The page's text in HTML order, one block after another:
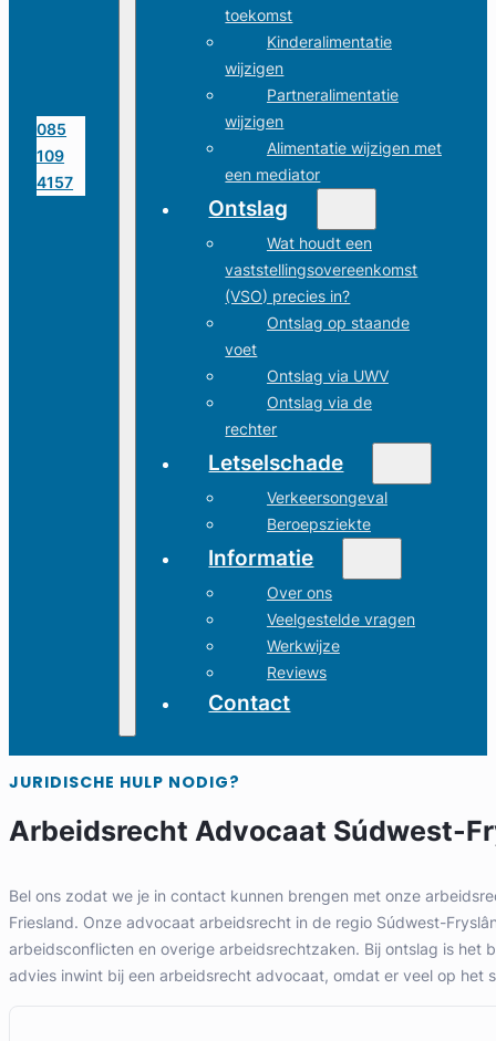
085
109
4157
toekomst
Kinderalimentatie
wijzigen
Partneralimentatie
wijzigen
Alimentatie wijzigen met
een mediator
Ontslag
Wat houdt een
vaststellingsovereenkomst
(VSO) precies in?
Ontslag op staande
voet
Ontslag via UWV
Ontslag via de
rechter
Letselschade
Verkeersongeval
Beroepsziekte
Informatie
Over ons
Veelgestelde vragen
Werkwijze
Reviews
Contact
JURIDISCHE HULP NODIG?
Arbeidsrecht Advocaat Súdwest-
Bel ons zodat we je in contact kunnen brengen met onze
Friesland. Onze advocaat arbeidsrecht in de regio Súdwest-
arbeidsconflicten en overige arbeidsrechtzaken. Bij ontslag is het
advies inwint bij een arbeidsrecht advocaat, omdat er veel op het